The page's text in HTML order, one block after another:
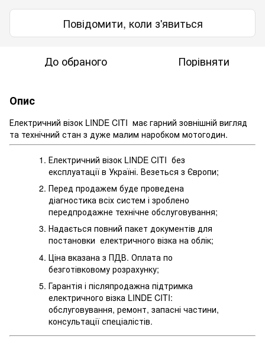
Повідомити, коли з'явиться
До обраного Порівняти
Опис
Електричний візок LINDE CITI має гарний зовнішній вигляд
та технічний стан з дуже малим наробком мотогодин.
Електричний візок LINDE CITI без
експлуатації в Україні. Везеться з Європи;
Перед продажем буде проведена
діагностика всіх систем і зроблено
передпродажне технічне обслуговування;
Надається повний пакет документів для
постановки електричного візка на облік;
Ціна вказана з ПДВ. Оплата по
безготівковому розрахунку;
Гарантія і післяпродажна підтримка
електричного візка LINDE CITI:
обслуговування, ремонт, запасні частини,
консультації спеціалістів.